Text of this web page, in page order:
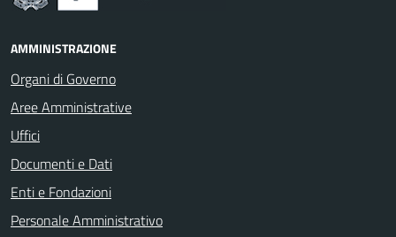
AMMINISTRAZIONE
Organi di Governo
Aree Amministrative
Uffici
Documenti e Dati
Enti e Fondazioni
Personale Amministrativo